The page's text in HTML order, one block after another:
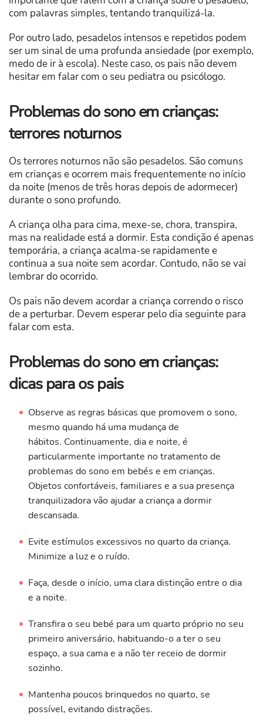
com palavras simples, tentando tranquilizá-la.
Por outro lado, pesadelos intensos e repetidos podem
ser um sinal de uma profunda ansiedade (por exemplo,
medo de ir à escola). Neste caso, os pais não devem
hesitar em falar com o seu pediatra ou psicólogo.
Problemas do sono em crianças:
terrores noturnos
Os terrores noturnos não são pesadelos. São comuns
em crianças e ocorrem mais frequentemente no início
da noite (menos de três horas depois de adormecer)
durante o sono profundo.
A criança olha para cima, mexe-se, chora, transpira,
mas na realidade está a dormir. Esta condição é apenas
temporária, a criança acalma-se rapidamente e
continua a sua noite sem acordar. Contudo, não se vai
lembrar do ocorrido.
Os pais não devem acordar a criança correndo o risco
de a perturbar. Devem esperar pelo dia seguinte para
falar com esta.
Problemas do sono em crianças:
dicas para os pais
Observe as regras básicas que promovem o sono,
mesmo quando há uma mudança de
hábitos. Continuamente, dia e noite, é
particularmente importante no tratamento de
problemas do sono em bebés e em crianças.
Objetos confortáveis, familiares e a sua presença
tranquilizadora vão ajudar a criança a dormir
descansada.
Evite estímulos excessivos no quarto da criança.
Minimize a luz e o ruído.
Faça, desde o início, uma clara distinção entre o dia
e a noite.
Transfira o seu bebé para um quarto próprio no seu
primeiro aniversário, habituando-o a ter o seu
espaço, a sua cama e a não ter receio de dormir
sozinho.
Mantenha poucos brinquedos no quarto, se
possível, evitando distrações.